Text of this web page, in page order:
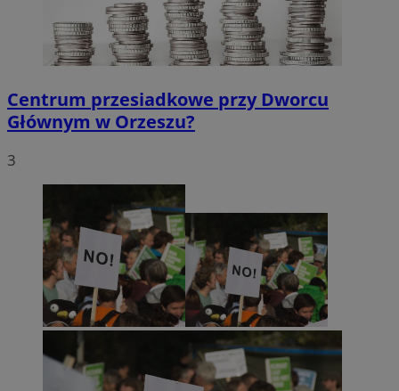
Centrum przesiadkowe przy Dworcu
Głównym w Orzeszu?
3